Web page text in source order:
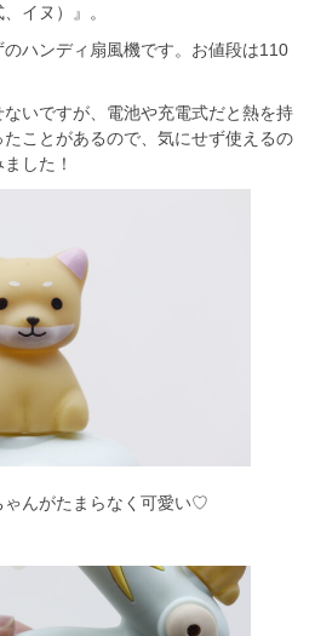
イヌ）』。
ハンディ扇風機です。お値段は110
いですが、電池や充電式だと熱を持
ことがあるので、気にせず使えるの
した！
ゃんがたまらなく可愛い♡